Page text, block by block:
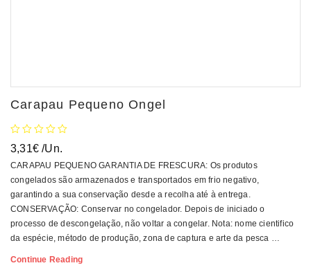
Carapau Pequeno Ongel
3,31€ /Un.
CARAPAU PEQUENO GARANTIA DE FRESCURA: Os produtos
congelados são armazenados e transportados em frio negativo,
garantindo a sua conservação desde a recolha até à entrega.
CONSERVAÇÃO: Conservar no congelador. Depois de iniciado o
processo de descongelação, não voltar a congelar. Nota: nome cientifico
da espécie, método de produção, zona de captura e arte da pesca …
Continue ReadingCarapau